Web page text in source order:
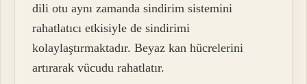
dili otu aynı zamanda sindirim sistemini
rahatlatıcı etkisiyle de sindirimi
kolaylaştırmaktadır. Beyaz kan hücrelerini
artırarak vücudu rahatlatır.